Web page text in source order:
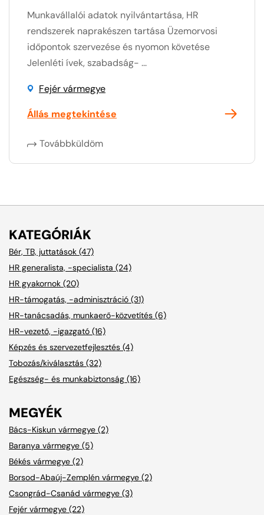
Munkavállalói adatok nyilvántartása, HR
rendszerek naprakészen tartása Üzemorvosi
időpontok szervezése és nyomon követése
Jelenléti ívek, szabadság- ...
Fejér vármegye
Állás megtekintése
Továbbküldöm
KATEGÓRIÁK
Bér, TB, juttatások (47)
HR generalista, -specialista (24)
HR gyakornok (20)
HR-támogatás, -adminisztráció (31)
HR-tanácsadás, munkaerő-közvetítés (6)
HR-vezető, -igazgató (16)
Képzés és szervezetfejlesztés (4)
Tobozás/kiválasztás (32)
Egészség- és munkabiztonság (16)
MEGYÉK
Bács-Kiskun vármegye (2)
Baranya vármegye (5)
Békés vármegye (2)
Borsod-Abaúj-Zemplén vármegye (2)
Csongrád-Csanád vármegye (3)
Fejér vármegye (22)